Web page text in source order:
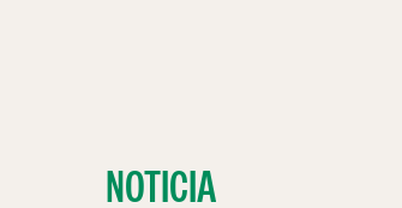
NOTICIA